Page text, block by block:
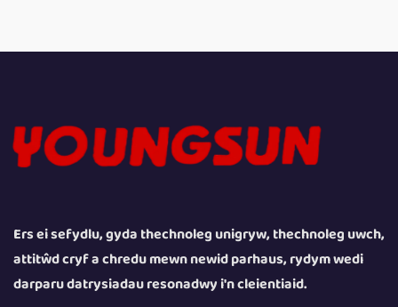
Ers ei sefydlu, gyda thechnoleg unigryw, thechnoleg uwch,
attitŵd cryf a chredu mewn newid parhaus, rydym wedi
darparu datrysiadau resonadwy i'n cleientiaid.